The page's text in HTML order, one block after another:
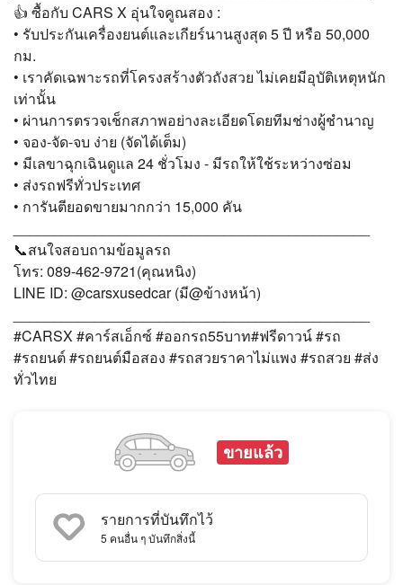
👍 ซื้อกับ CARS X อุ่นใจคูณสอง :
• รับประกันเครื่องยนต์และเกียร์นานสูงสุด 5 ปี หรือ 50,000
กม.
• เราคัดเฉพาะรถที่โครงสร้างตัวถังสวย ไม่เคยมีอุบัติเหตุหนัก
เท่านั้น
• ผ่านการตรวจเช็กสภาพอย่างละเอียดโดยทีมช่างผู้ชำนาญ
• จอง-จัด-จบ ง่าย (จัดได้เต็ม)
• มีเลขาฉุกเฉินดูแล 24 ชั่วโมง - มีรถให้ใช้ระหว่างซ่อม
• ส่งรถฟรีทั่วประเทศ
• การันตียอดขายมากกว่า 15,000 คัน
📞สนใจสอบถามข้อมูลรถ
โทร: 089-462-9721(คุณหนิง)
LINE ID: @carsxusedcar (มี@ข้างหน้า)
#CARSX #คาร์สเอ็กซ์ #ออกรถ55บาท#ฟรีดาวน์ #รถ
#รถยนต์ #รถยนต์มือสอง #รถสวยราคาไม่แพง #รถสวย #ส่ง
ทั่วไทย
ขายแล้ว
รายการที่บันทึกไว้
5 คนอื่น ๆ บันทึกสิ่งนี้